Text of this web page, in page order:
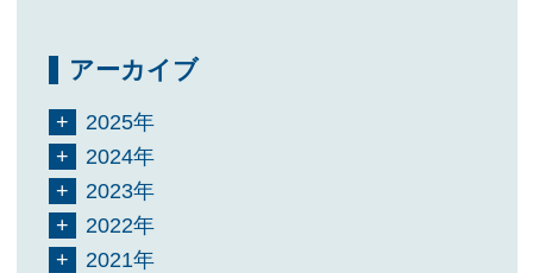
アーカイブ
2025年
2024年
2023年
2022年
2021年